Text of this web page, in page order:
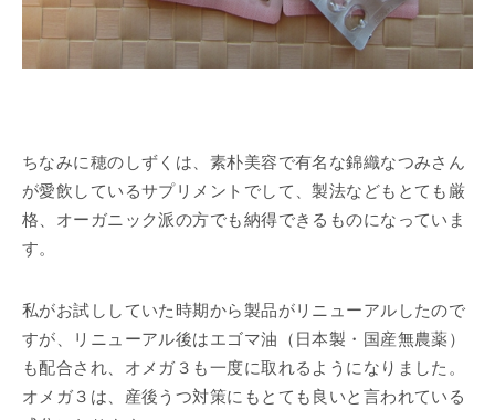
ちなみに穂のしずくは、素朴美容で有名な錦織なつみさん
が愛飲しているサプリメントでして、製法などもとても厳
格、オーガニック派の方でも納得できるものになっていま
す。
私がお試ししていた時期から製品がリニューアルしたので
すが、リニューアル後はエゴマ油（日本製・国産無農薬）
も配合され、オメガ３も一度に取れるようになりました。
オメガ３は、産後うつ対策にもとても良いと言われている